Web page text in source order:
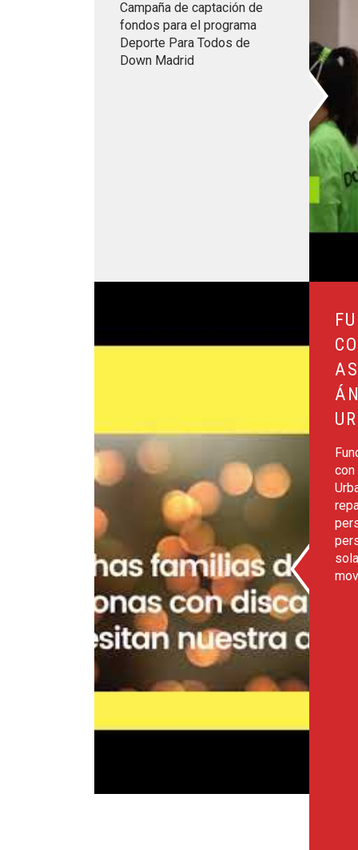
Campaña de captación de
fondos para el programa
Deporte Para Todos de
Down Madrid
con
Leer más sobre Fundación ONCE colabora